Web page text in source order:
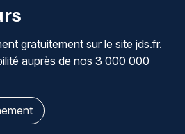
gratuitement sur le site jds.fr.
auprès de nos 3 000 000